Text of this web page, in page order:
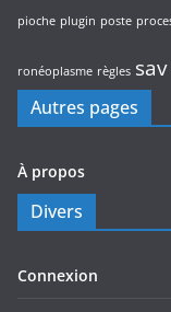
pioche plugin poste
ronéoplasme règles sav
Autres pages
À propos
Divers
Connexion